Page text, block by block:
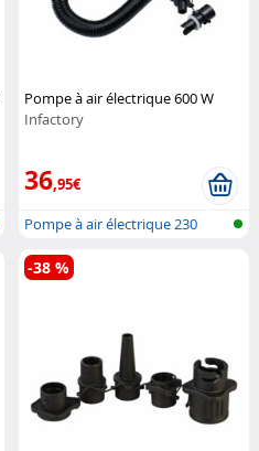
Pompe à air électrique 600 W
Infactory
36,95€
Pompe à air électrique 230
volts
-38 %